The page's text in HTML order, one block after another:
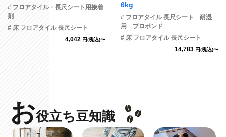
剤
# フロアタイル・長尺シート用接着
剤
# 床 フロアタイル 長尺シート
4,042 円(税込)〜
6kg
# フロアタイル 長尺シート 耐湿
用 プロボンド
# 床 フロアタイル 長尺シート
14,783 円(税込)〜
お役立ち豆知識